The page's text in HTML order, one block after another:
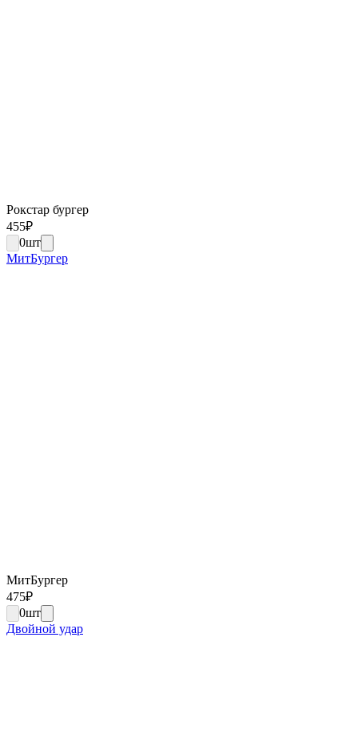
Рокстар бургер
455₽
0шт
МитБургер
МитБургер
475₽
0шт
Двойной удар